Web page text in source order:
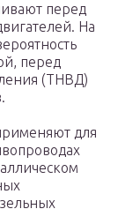
перед
На
перед
(ТНВД)
для